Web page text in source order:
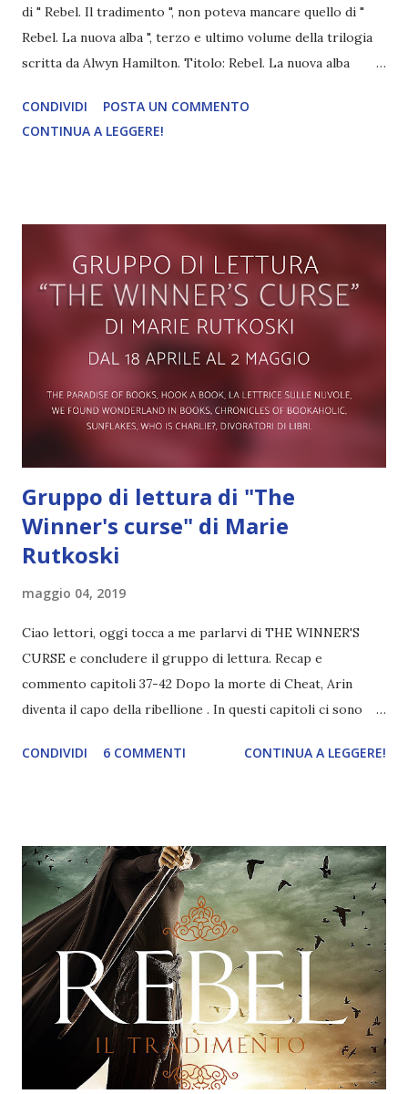
di " Rebel. Il tradimento ", non poteva mancare quello di "
Rebel. La nuova alba ", terzo e ultimo volume della trilogia
scritta da Alwyn Hamilton. Titolo: Rebel. La nuova alba
384 Editore: Giunti Acquistalo qui o leggilo gratis con
kindle unlimited Fuggendo dal suo sperduto paesino nel
altra scelta. Armata solo della sua infallibile mira, della sua
intelligenza e dei suoi poteri Demdji, Amani guida lo
sparuto esercito dei ribelli in una missione attraverso le
distese implacabili del deserto, per soccorrere i compagni.
Ma quando vede proprio coloro che più ama mettere a
repentaglio le proprie vite ...
CONDIVIDI
POSTA UN COMMENTO
CONTINUA A LEGGERE!
Gruppo di lettura di "The
Winner's curse" di Marie
Rutkoski
maggio 04, 2019
Ciao lettori, oggi tocca a me parlarvi di THE WINNER'S
CURSE e concludere il gruppo di lettura. Recap e
commento capitoli 37-42 Dopo la morte di Cheat, Arin
diventa il capo della ribellione . In questi capitoli ci sono
occhi, tipo Arin che porta Kestrel a vedere il suo cavallo o
trova il modo di scappare . Arin si accorge della fuga e la
segue. Il loro incontro è doloroso . Arin è ferito, ma tiene
abbastanza a Kestrel da lasciarla andare, a costo di mettere
in pericolo il suo popolo . Kestrel scappa senza acqua né
cibo e si ritrova persino in una tempesta, ma alla fine viene
salvata dai valoriani . Viene portata nientepopodimeno che
dall'imperatore al quale chiede di fermare l'assalto iniziato
già da qualche giorno. Ed è qui che entr...
CONDIVIDI 6 COMMENTI CONTINUA A LEGGERE!